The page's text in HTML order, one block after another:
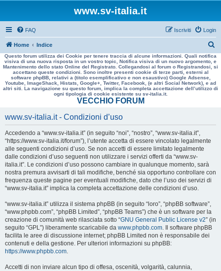
www.sv-italia.it
FAQ Login
Iscriviti
Home Indice
e
r
a
Questo forum utilizza dei Cookie per tenere traccia di alcune informazioni. Quali notifica
visiva di una nuova risposta in un vostro topic, Notifica visiva di un nuovo argomento, e
Mantenimento dello stato Online del Registrato. Collegandosi al forum o Registrandosi, si
accettano queste condizioni. Sono inoltre presenti cookie di terze parti, esterni al
software phpBB, relativi a (titolo esemplificativo e non esaustivo) Google Adsense,
Youtube, ImageShack, Histats, Google+, Twitter, Facebook, (e altri Social Network), e ad
altri siti. La navigazione su questo forum, implica la completa accettazione dell’utilizzo di
ogni tipologia di cookie esistente su sv-italia.it.
VECCHIO FORUM
www.sv-italia.it - Condizioni d’uso
Accedendo a “www.sv-italia.it” (in seguito “noi”, “nostro”, “www.sv-italia.it”,
“https://www.sv-italia.it/forum”), l’utente accetta di essere vincolato legalmente
alle seguenti condizioni d’uso. Se non accetti di essere limitato legalmente
dalle condizioni d’uso seguenti non utilizzare i servizi offerti da “www.sv-
italia.it”. Le condizioni d’uso possono cambiare in qualunque momento, sarà
nostra premura avvisarti di tali modifiche, benché sia opportuno controllare con
frequenza queste pagine per eventuali modifiche, dato che l’uso dei servizi di
“www.sv-italia.it” implica la completa accettazione delle condizioni d’uso.
“www.sv-italia.it” utilizza il sistema phpBB (in seguito “loro”, “phpBB software”,
“www.phpbb.com”, “phpBB Limited”, “phpBB Teams”) che è un software per la
creazione di comunità web rilasciata sotto “GNU General Public License v2” (in
seguito “GPL”) liberamente scaricabile da www.phpbb.com. Il software phpBB
facilita le aree di discussione internet; phpBB Limited non è responsabile dei
contenuti e della gestione. Per ulteriori informazioni su phpBB:
https://www.phpbb.com.
Accetti di non inviare alcun tipo di offesa, oscenità, volgarità, calunnia,